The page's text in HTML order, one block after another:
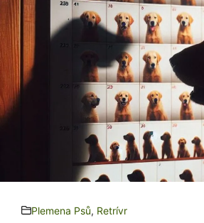
Plemena Psů, Retrívr